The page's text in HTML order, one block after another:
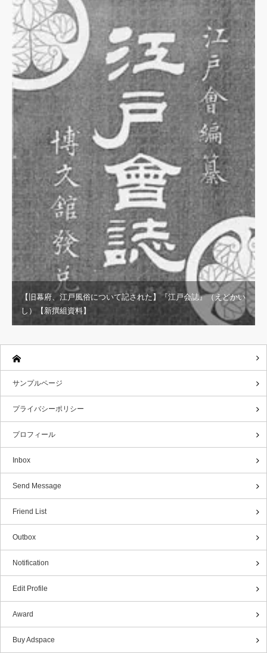
【旧幕府、江戸風俗について記された】『江戸会誌』（えどかい
し）【新撰組資料】
サンプルページ
プライバシーポリシー
プロフィール
Inbox
Send Message
Friend List
Outbox
Notification
Edit Profile
Award
Buy Adspace